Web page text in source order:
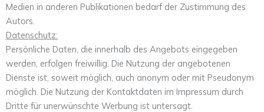
Medien in anderen Publikationen bedarf der Zustimmung des
Autors.
Datenschutz:
Persönliche Daten, die innerhalb des Angebots eingegeben
werden, erfolgen freiwillig. Die Nutzung der angebotenen
Dienste ist, soweit möglich, auch anonym oder mit Pseudonym
möglich. Die Nutzung der Kontaktdaten im Impressum durch
Dritte für unerwünschte Werbung ist untersagt.